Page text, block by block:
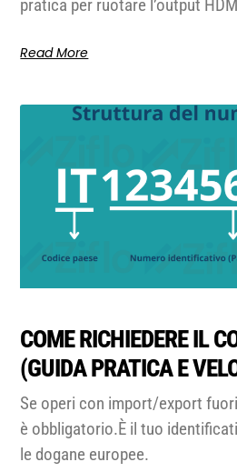
pratica per ruotare l’output
Read More
COME RICHIEDERE IL
(GUIDA PRATICA E
Se operi con import/export fuori
è obbligatorio.È il tuo
le dogane europee.